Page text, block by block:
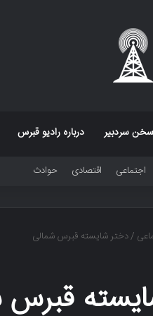
سخن سردبیر درباره رادیو قبرس
اجتماعی اقتصادی حوادث
/دختر شایسته قبرس شمالی
قبرس